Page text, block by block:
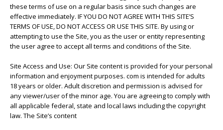
these terms of use on a regular basis since such changes are
effective immediately. IF YOU DO NOT AGREE WITH THIS SITE’S
TERMS OF USE, DO NOT ACCESS OR USE THIS SITE. By using or
attempting to use the Site, you as the user or entity representing
the user agree to accept all terms and conditions of the Site.
Site Access and Use: Our Site content is provided for your personal
information and enjoyment purposes. com is intended for adults
18 years or older. Adult discretion and permission is advised for
any viewer/user of the minor age. You are agreeing to comply with
all applicable federal, state and local laws including the copyright
law. The Site’s content